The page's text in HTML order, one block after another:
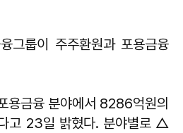
그룹이 주주환원과 포용금융
용금융 분야에서 8286억원의
고 23일 밝혔다. 분야별로 △